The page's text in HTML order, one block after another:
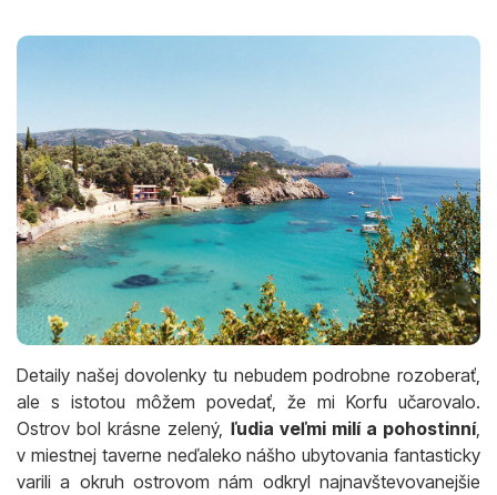
Detaily našej dovolenky tu nebudem podrobne rozoberať,
ale s istotou môžem povedať, že mi Korfu učarovalo.
Ostrov bol krásne zelený, ľudia veľmi milí a pohostinní,
v miestnej taverne neďaleko nášho ubytovania fantasticky
varili a okruh ostrovom nám odkryl najnavštevovanejšie